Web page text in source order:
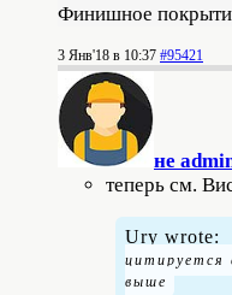
Финишное
3 Янв'18 в 10:37 #95421
не
теперь см.
Ury wrote: